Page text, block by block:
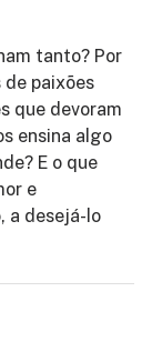
tanto? Por
paixões
que devoram
ensina algo
E o que
e
a desejá-lo